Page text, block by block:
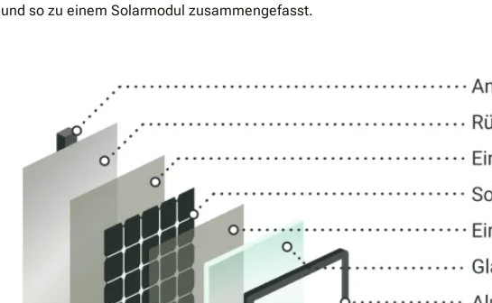
und so zu einem Solarmodul zusammengefasst.